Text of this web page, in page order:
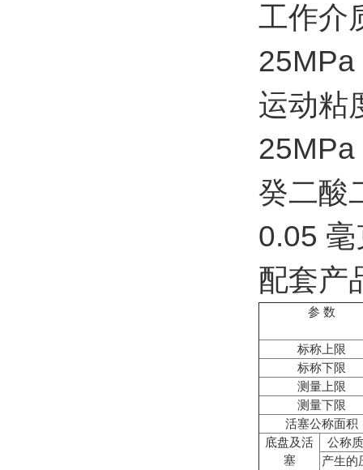
工作介
运动粘
25MPa
癸二酸
0.05
配套产
参 数
标称上限
标称下限
测量上限
测量下限
活塞公称面积
底盘及活
塞
公称
产生的